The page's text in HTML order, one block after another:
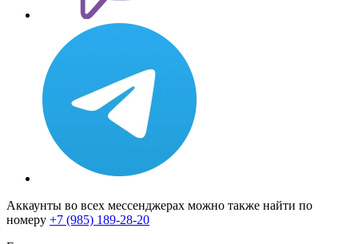
Аккаунты во всех мессенджерах можно также найти по
номеру +7 (985) 189-28-20